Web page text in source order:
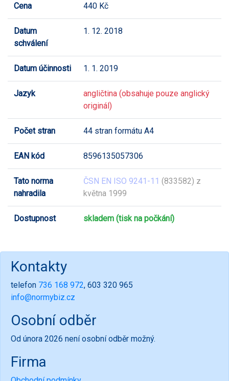
Cena 440 Kč
Datum
schválení
1. 12. 2018
Datum účinnosti 1. 1. 2019
Jazyk
angličtina (obsahuje pouze anglický
originál)
Počet stran 44 stran formátu A4
EAN kód 8596135057306
Tato norma
nahradila
ČSN EN ISO 9241-11 (833582) z
května 1999
Dostupnost skladem (tisk na počkání)
Kontakty
telefon 736 168 972, 603 320 965
info@normybiz.cz
Osobní odběr
Od února 2026 není osobní odběr možný.
Firma